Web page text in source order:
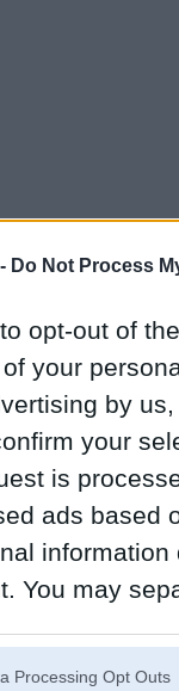
Do Not Process
opt-out of
your
by
your
is
ads based
You may
Processing Opt Outs